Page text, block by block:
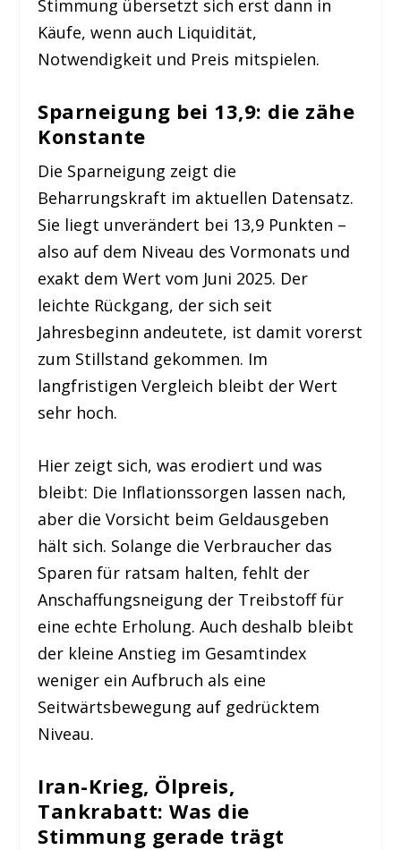
Stimmung übersetzt sich erst dann in
Käufe, wenn auch Liquidität,
Notwendigkeit und Preis mitspielen.
Sparneigung bei 13,9: die zähe
Konstante
Die Sparneigung zeigt die
Beharrungskraft im aktuellen Datensatz.
Sie liegt unverändert bei 13,9 Punkten –
also auf dem Niveau des Vormonats und
exakt dem Wert vom Juni 2025. Der
leichte Rückgang, der sich seit
Jahresbeginn andeutete, ist damit vorerst
zum Stillstand gekommen. Im
langfristigen Vergleich bleibt der Wert
sehr hoch.
Hier zeigt sich, was erodiert und was
bleibt: Die Inflationssorgen lassen nach,
aber die Vorsicht beim Geldausgeben
hält sich. Solange die Verbraucher das
Sparen für ratsam halten, fehlt der
Anschaffungsneigung der Treibstoff für
eine echte Erholung. Auch deshalb bleibt
der kleine Anstieg im Gesamtindex
weniger ein Aufbruch als eine
Seitwärtsbewegung auf gedrücktem
Niveau.
Iran-Krieg, Ölpreis,
Tankrabatt: Was die
Stimmung gerade trägt